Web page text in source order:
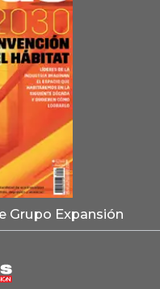
Grupo Expansión